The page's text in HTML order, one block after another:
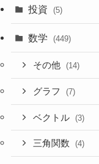
投資 (5)
数学 (449)
その他 (14)
グラフ (7)
ベクトル (3)
三角関数 (4)